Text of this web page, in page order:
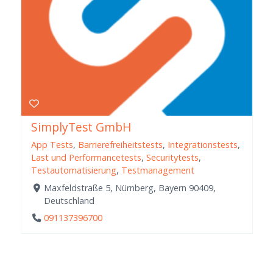
SimplyTest GmbH
App Tests, Barrierefreiheitstests, Integrationstests,
Last und Performancetests, Securitytests,
Testautomatisierung, Testmanagement
Maxfeldstraße 5, Nürnberg, Bayern 90409,
Deutschland
091137396700